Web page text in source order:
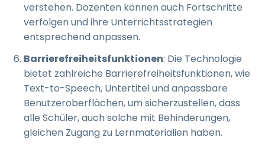
verstehen. Dozenten können auch Fortschritte
verfolgen und ihre Unterrichtsstrategien
entsprechend anpassen.
Barrierefreiheitsfunktionen: Die Technologie
bietet zahlreiche Barrierefreiheitsfunktionen, wie
Text-to-Speech, Untertitel und anpassbare
Benutzeroberflächen, um sicherzustellen, dass
alle Schüler, auch solche mit Behinderungen,
gleichen Zugang zu Lernmaterialien haben.